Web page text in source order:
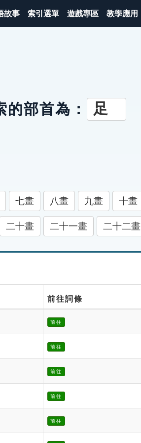
故事 索引選單 遊戲專區 教學應用
的部首為： 足
七畫 八畫 九畫 十畫
二十畫 二十一畫 二十二畫
前往詞條
前往
前往
前往
前往
前往